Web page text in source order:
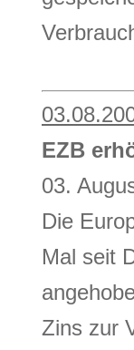
EZB
03.
Die
Mal seit
Zins zur